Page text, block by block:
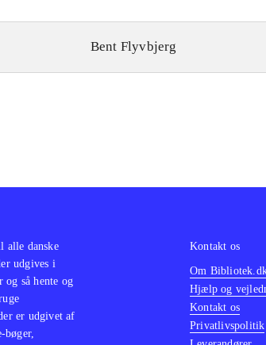
Bent Flyvbjerg
alle danske
udgives i
og så hente og
er udgivet af
bøger,
Kontakt os
Om
Hjælp og
Kontakt os
Privatlivspolitik